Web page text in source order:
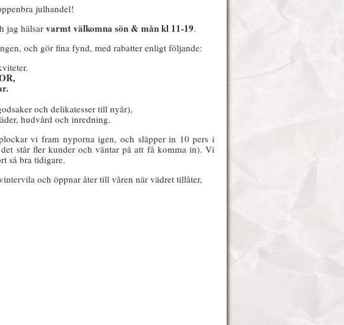
julhandel!
jag hälsar varmt välkomna sön & mån kl 11-19.
och gör fina fynd, med rabatter enligt följande:
och delikatesser till nyår),
hudvård och inredning.
vi fram nyporna igen, och släpper in 10 pers i
står fler kunder och väntar på att få komma in). Vi
så bra tidigare.
och öppnar åter till våren när vädret tillåter,